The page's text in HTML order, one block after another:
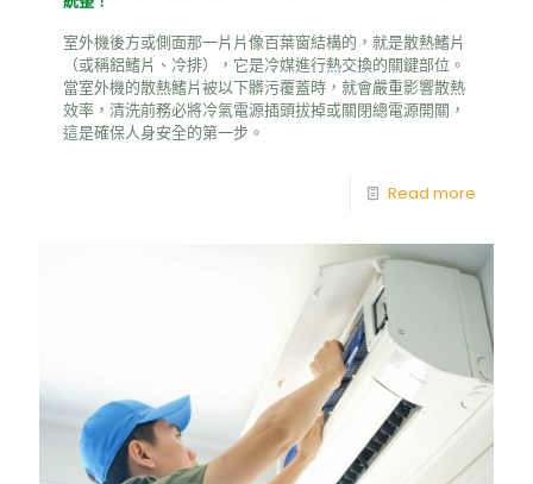
室外機後方或側面那一片片像百葉窗結構的，就是散熱鰭片
（或稱鋁鰭片、冷排），它是冷媒進行熱交換的關鍵部位。
當室外機的散熱鰭片被以下髒污覆蓋時，就會嚴重影響散熱
效率，清洗前務必將冷氣電源插頭拔掉或關閉總電源開關，
這是確保人身安全的第一步。
Read more